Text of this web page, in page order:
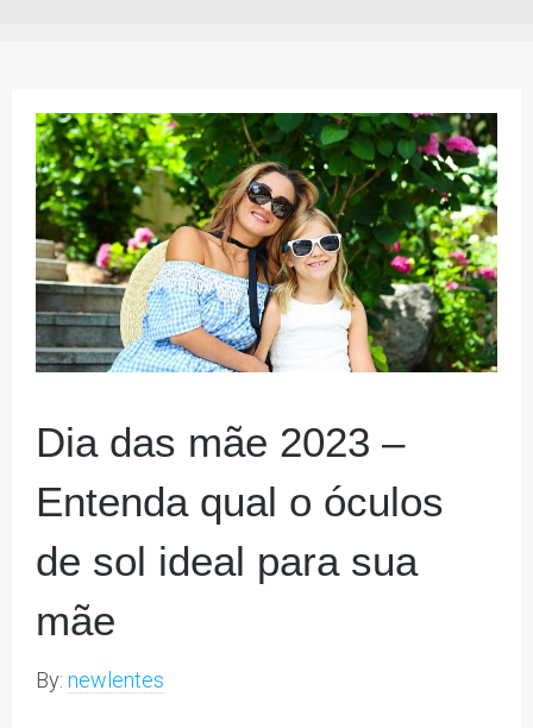
Dia das mãe 2023 –
Entenda qual o óculos
de sol ideal para sua
mãe
By: newlentes